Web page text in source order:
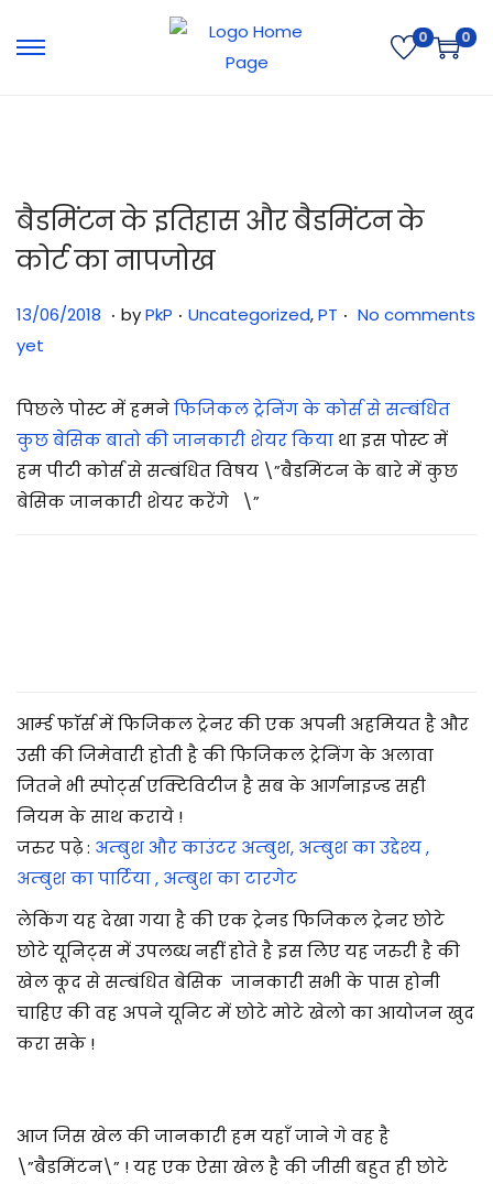
0 0
बैडमिंटन के इतिहास और बैडमिंटन के
कोर्ट का नापजोख
Posted on
13/06/2018 3
0
7
/
2
. byPkP . Posted in
Uncategorized,PT . No comments
yet
पिछले पोस्ट में हमनेफिजिकल ट्रेनिंग के कोर्स से सम्बंधित
कुछ बेसिक बातो की जानकारी शेयर किया था इस पोस्ट में
हम पीटी कोर्स से सम्बंधित विषय \”बैडमिंटन के बारे में कुछ
बेसिक जानकारी शेयर करेंगे \”
आर्म्ड फाॅर्स में फिजिकल ट्रेनर की एक अपनी अहमियत है और
उसी की जिमेवारी होती है की फिजिकल ट्रेनिंग के अलावा
जितने भी स्पोर्ट्स एक्टिविटीज है सब के आर्गनाइज्ड सही
नियम के साथ कराये !
जरुर पढ़े : अम्बुश और काउंटर अम्बुश, अम्बुश का उद्देश्य ,
अम्बुश का पार्टिया , अम्बुश का टारगेट
लेकिंग यह देखा गया है की एक ट्रेनड फिजिकलट्रेनरछोटे
छोटे यूनिट्स में उपलब्ध नहीं होते है इस लिए यह जरुरी है की
खेल कूद से सम्बंधित बेसिक जानकारी सभी के पास होनी
चाहिए की वह अपने यूनिट में छोटे मोटे खेलो का आयोजन खुद
करा सके !
आज जिस खेल की जानकारी हम यहाँ जाने गे वह है
\”बैडमिंटन\” ! यह एक ऐसा खेल है की जीसी बहुत ही छोटे